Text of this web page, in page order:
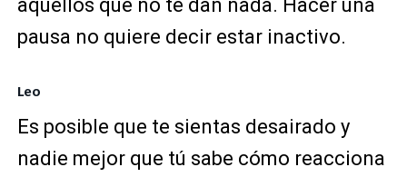
aquellos que no te dan nada. Hacer una
pausa no quiere decir estar inactivo.
Leo
Es posible que te sientas desairado y
nadie mejor que tú sabe cómo reacciona